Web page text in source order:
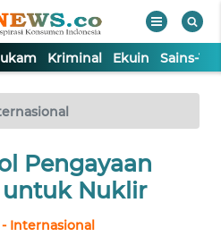
Kriminal Ekuin Sains-
Pengayaan
Nuklir
Internasional